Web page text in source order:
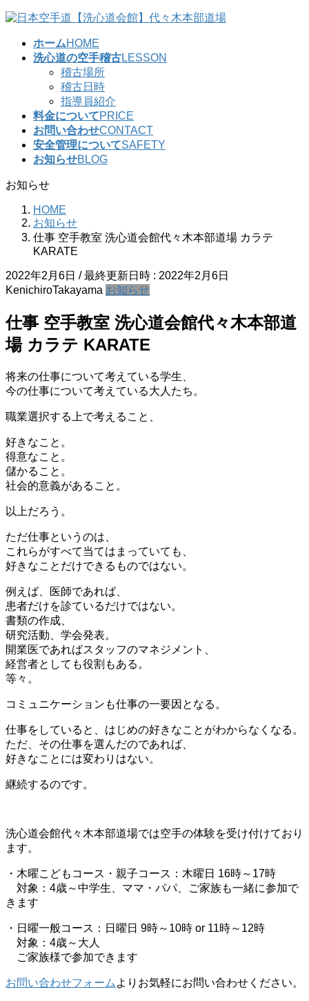
コ
ナ
ホームHOME
洗心道の空手稽古LESSON
稽古場所
稽古日時
指導員紹介
料金についてPRICE
お問い合わせCONTACT
安全管理についてSAFETY
お知らせBLOG
お知らせ
HOME
お知らせ
仕事 空手教室 洗心道会館代々木本部道場 カラテ
KARATE
2022年2月6日 / 最終更新日時 : 2022年2月6日
KenichiroTakayama お知らせ
仕事 空手教室 洗心道会館代々木本部道
場 カラテ KARATE
将来の仕事について考えている学生、
今の仕事について考えている大人たち。
職業選択する上で考えること、
好きなこと。
得意なこと。
儲かること。
社会的意義があること。
以上だろう。
ただ仕事というのは、
これらがすべて当てはまっていても、
好きなことだけできるものではない。
例えば、医師であれば、
患者だけを診ているだけではない。
書類の作成、
研究活動、学会発表。
開業医であればスタッフのマネジメント、
経営者としても役割もある。
等々。
コミュニケーションも仕事の一要因となる。
仕事をしていると、はじめの好きなことがわからなくなる。
ただ、その仕事を選んだのであれば、
好きなことには変わりはない。
継続するのです。
洗心道会館代々木本部道場では空手の体験を受け付けており
ます。
・木曜こどもコース・親子コース：木曜日 16時～17時
対象：4歳～中学生、ママ・パパ、ご家族も一緒に参加で
きます
・日曜一般コース：日曜日 9時～10時 or 11時～12時
対象：4歳～大人
ご家族様で参加できます
お問い合わせフォーム よりお気軽にお問い合わせください。